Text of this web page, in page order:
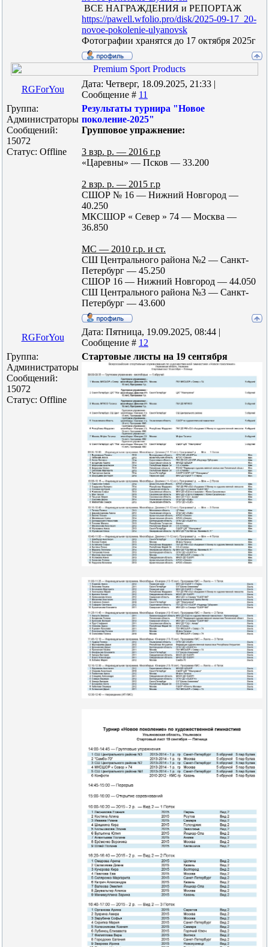
ВСЕ НАГРАЖДЕНИЯ и РЕПОРТАЖ
https://pawell.wfolio.pro/disk/2025-09-17_20-
novoe-pokolenie-ulyanovsk
️Фотографии хранятся до 17 октября 2025г
RGForYou
Дата: Четверг, 18.09.2025, 21:33 |
Сообщение # 11
Группа:
Администраторы
Сообщений:
15072
Статус: Offline
Результаты турнира "Новое
поколение-2025"
Групповое упражнение:
3 взр. р. — 2016 г.р
«Царевны» — Псков — 33.200
2 взр. р. — 2015 г.р
СШОР № 16 — Нижний Новгород —
40.250
МКСШОР « Север » 74 — Москва —
36.850
МС — 2010 г.р. и ст.
СШ Центрального района №2 — Санкт-
Петербург — 45.250
СШОР 16 — Нижний Новгород — 44.050
СШ Центрального района №3 — Санкт-
Петербург — 43.600
RGForYou
Дата: Пятница, 19.09.2025, 08:44 |
Сообщение # 12
Группа:
Администраторы
Сообщений:
15072
Статус: Offline
Стартовые листы на 19 сентября